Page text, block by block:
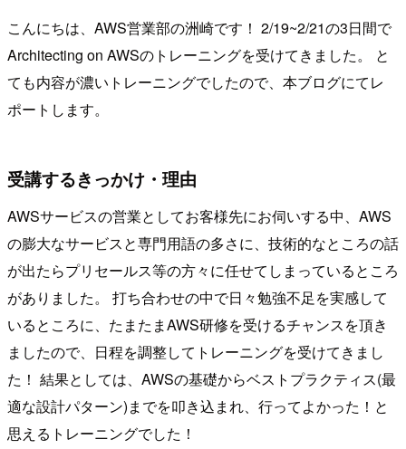
こんにちは、AWS営業部の洲崎です！ 2/19~2/21の3日間で
Architecting on AWSのトレーニングを受けてきました。 と
ても内容が濃いトレーニングでしたので、本ブログにてレ
ポートします。
受講するきっかけ・理由
AWSサービスの営業としてお客様先にお伺いする中、AWS
の膨大なサービスと専門用語の多さに、技術的なところの話
が出たらプリセールス等の方々に任せてしまっているところ
がありました。 打ち合わせの中で日々勉強不足を実感して
いるところに、たまたまAWS研修を受けるチャンスを頂き
ましたので、日程を調整してトレーニングを受けてきまし
た！ 結果としては、AWSの基礎からベストプラクティス(最
適な設計パターン)までを叩き込まれ、行ってよかった！と
思えるトレーニングでした！